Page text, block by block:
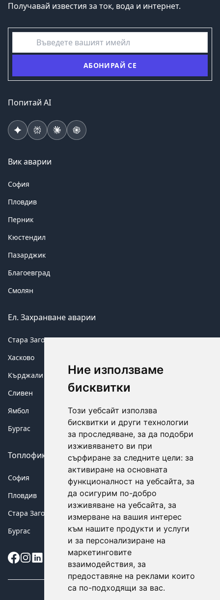
Ние използваме
бисквитки
Този уебсайт използва
бисквитки и други технологии
за проследяване, за да подобри
изживяването ви при
сърфиране за следните цели: за
активиране на основната
функционалност на уебсайта, за
да осигурим по-добро
изживяване на уебсайта, за
измерване на вашия интерес
към нашите продукти и услуги
и за персонализиране на
маркетинговите
взаимодействия, за
предоставяне на реклами които
са по-подходящи за вас.
Получавай известия за ток, вода и интернет.
емайл
АБОНИРАЙ СЕ
Попитай AI
Вик аварии
София
Пловдив
Перник
Кюстендил
Пазарджик
Благоевград
Смолян
Ел. Захранване аварии
Стара Загора
Хасково
Кърджали
Сливен
Ямбол
Бургас
Топлофикация аварии
София
Пловдив
Стара Загора
Бургас
Instagram